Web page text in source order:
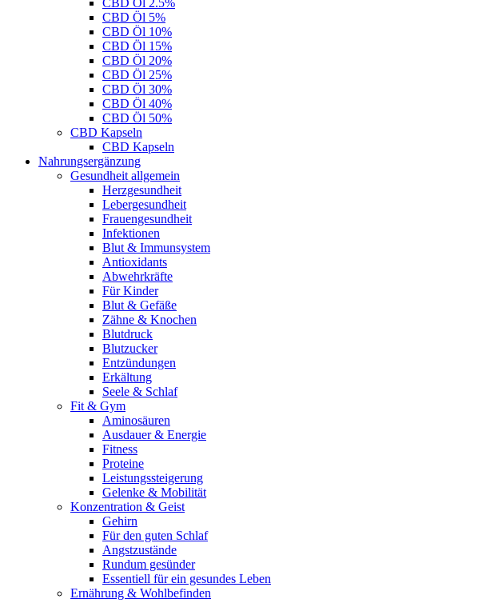
CBD Öl 2.5%
CBD Öl 5%
CBD Öl 10%
CBD Öl 15%
CBD Öl 20%
CBD Öl 25%
CBD Öl 30%
CBD Öl 40%
CBD Öl 50%
CBD Kapseln
CBD Kapseln
Nahrungsergänzung
Gesundheit allgemein
Herzgesundheit
Lebergesundheit
Frauengesundheit
Infektionen
Blut & Immunsystem
Antioxidants
Abwehrkräfte
Für Kinder
Blut & Gefäße
Zähne & Knochen
Blutdruck
Blutzucker
Entzündungen
Erkältung
Seele & Schlaf
Fit & Gym
Aminosäuren
Ausdauer & Energie
Fitness
Proteine
Leistungssteigerung
Gelenke & Mobilität
Konzentration & Geist
Gehirn
Für den guten Schlaf
Angstzustände
Rundum gesünder
Essentiell für ein gesundes Leben
Ernährung & Wohlbefinden